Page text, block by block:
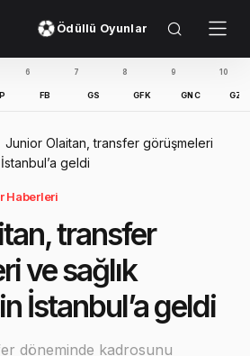
Ödüllü Oyunlar
GZT
Junior Olaitan, transfer görüşmeleri
geldi
Haberleri
transfer
ve sağlık
İstanbul’a geldi
döneminde kadrosunu